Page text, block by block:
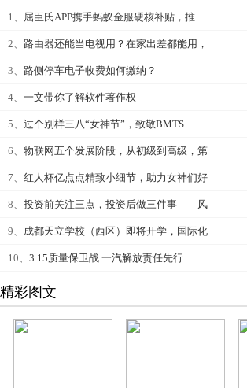
1、 屈臣氏APP携手蚂蚁金服硬核补贴，推
2、 路由器还能当电视用？在家出差都能用，
3、 路侧停车电子收费如何缴纳？
4、 一文带你了解软件著作权
5、 过个别样三八“女神节”，致敬BMTS
6、 物联网五个发展阶段，从初级到高级，第
7、 红人杯亿点点精致小细节，助力女神们好
8、 投资前关注三点，投资后做三件事——风
9、 成都天立学校（西区）即将开学，国际化
10、 3.15质量保卫战 一汽解放责任先行
精彩图文